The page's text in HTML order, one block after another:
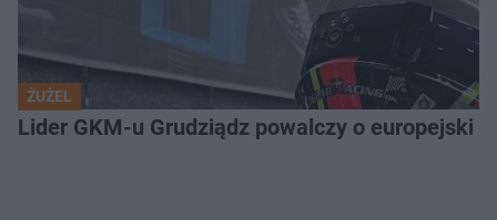
ŻUŻEL
Lider GKM-u Grudziądz powalczy o europejski